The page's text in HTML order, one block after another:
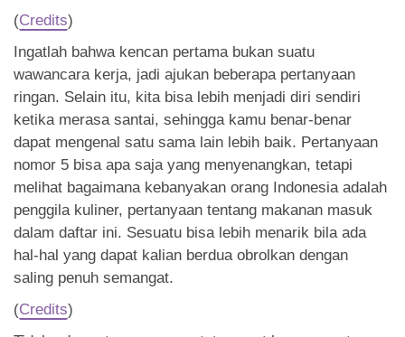
(Credits)
Ingatlah bahwa kencan pertama bukan suatu
wawancara kerja, jadi ajukan beberapa pertanyaan
ringan. Selain itu, kita bisa lebih menjadi diri sendiri
ketika merasa santai, sehingga kamu benar-benar
dapat mengenal satu sama lain lebih baik. Pertanyaan
nomor 5 bisa apa saja yang menyenangkan, tetapi
melihat bagaimana kebanyakan orang Indonesia adalah
penggila kuliner, pertanyaan tentang makanan masuk
dalam daftar ini. Sesuatu bisa lebih menarik bila ada
hal-hal yang dapat kalian berdua obrolkan dengan
saling penuh semangat.
(Credits)